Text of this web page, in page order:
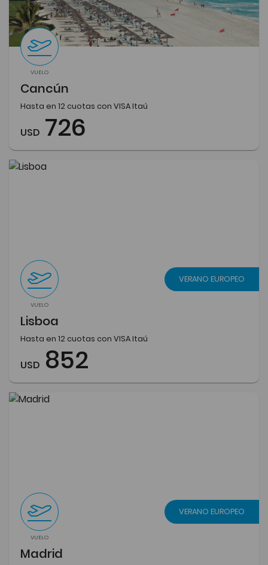
VUELO
Cancún
Hasta en 12 cuotas con VISA Itaú
USD 726
VUELO
VERANO EUROPEO
Lisboa
Hasta en 12 cuotas con VISA Itaú
USD 852
VUELO
VERANO EUROPEO
Madrid